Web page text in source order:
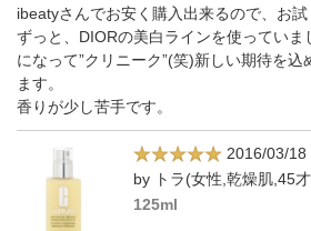
ibeatyさんでお安く購入出来るので、お試
ずっと、DIORの美白ラインを使っていま
になって”クリニーク”(笑)新しい期待を込
ます。
香りが少し苦手です。
2016/03/18
by トラ(女性,乾燥肌,45
125ml